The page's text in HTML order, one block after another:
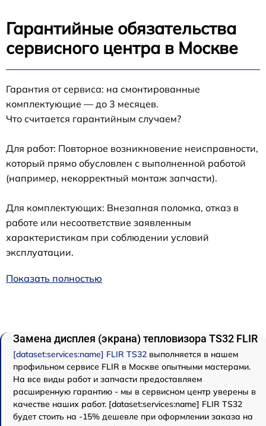
Гарантийные обязательства
сервисного центра в Москве
Гарантия от сервиса: на смонтированные
комплектующие — до 3 месяцев.
Что считается гарантийным случаем?
Для работ: Повторное возникновение неисправности,
который прямо обусловлен с выполненной работой
(например, некорректный монтаж запчасти).
Для комплектующих: Внезапная поломка, отказ в
работе или несоответствие заявленным
характеристикам при соблюдении условий
эксплуатации.
Показать полностью
Замена дисплея (экрана) тепловизора TS32 FLIR
[dataset:services:name] FLIR TS32 выполняется в нашем
профильном сервисе FLIR в Москве опытными мастерами.
На все виды работ и запчасти предоставляем
расширенную гарантию - мы в сервисном центр уверены в
качестве наших работ. [dataset:services:name] FLIR TS32
будет стоить на -15% дешевле при оформлении заказа на